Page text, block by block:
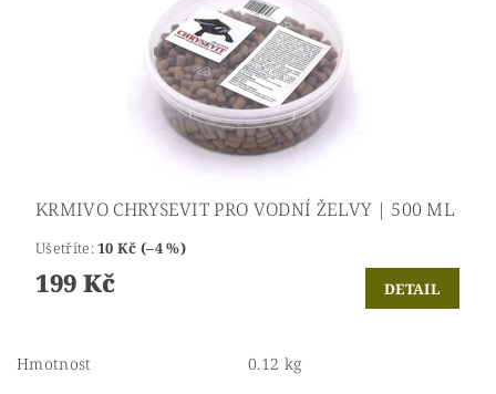
KRMIVO CHRYSEVIT PRO VODNÍ ŽELVY | 500 ML
Ušetříte:10 Kč (–4 %)
199 Kč DETAIL
Hmotnost 0.12 kg